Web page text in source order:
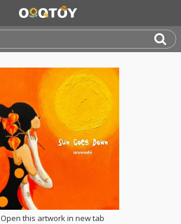
Open this artwork in new tab